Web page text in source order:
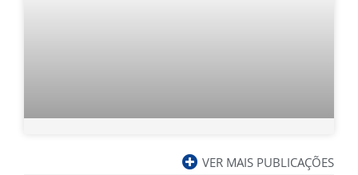
VER MAIS PUBLICAÇÕES